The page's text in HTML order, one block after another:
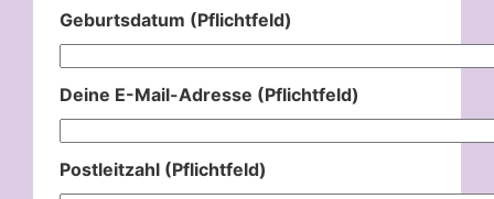
Geburtsdatum (Pflichtfeld)
Deine E-Mail-Adresse (Pflichtfeld)
Postleitzahl (Pflichtfeld)